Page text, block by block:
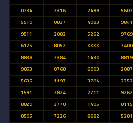
0734
7316 2499 5607
5519
0837 4983 9841
9511
2082 5262 9769
6125
8052 XXXX 7400
8838
7384 1430 8819
9853
0768 6993 2087
5635
1197 3704 2352
1591
7824 2711 9262
8829
3770 1495 8115
8505
7226 8682 5381